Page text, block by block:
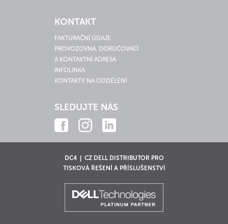
KONTAKT
FAKTURAČNÍ ÚDAJE
PROVOZOVNA, DORUČOVACÍ
A KONTAKTNÍ ADRESA
INFOLINKA
KONTAKTY NA ODDĚLENÍ
SLEDUJTE NÁS
DC4 | CZ DELL DISTRIBUTOR PRO
TISKOVÁ ŘEŠENÍ A PŘÍSLUŠENSTVÍ